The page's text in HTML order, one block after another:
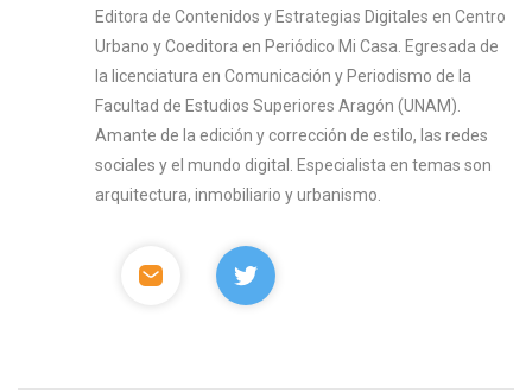
Editora de Contenidos y Estrategias Digitales en Centro
Urbano y Coeditora en Periódico Mi Casa. Egresada de
la licenciatura en Comunicación y Periodismo de la
Facultad de Estudios Superiores Aragón (UNAM).
Amante de la edición y corrección de estilo, las redes
sociales y el mundo digital. Especialista en temas son
arquitectura, inmobiliario y urbanismo.